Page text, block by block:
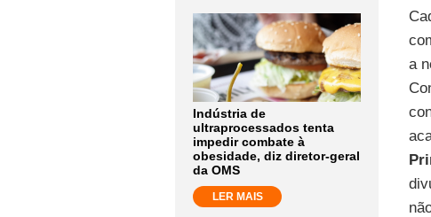
Indústria de
ultraprocessados tenta
impedir combate à
obesidade, diz diretor-geral
da OMS
LER MAIS
a